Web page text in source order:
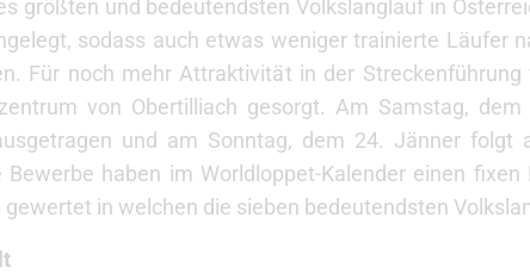
größten und bedeutendsten Volkslanglauf in
sodass auch etwas weniger trainierte Läufer
Für noch mehr Attraktivität in der
von Obertilliach gesorgt. Am Samstag,
und am Sonntag, dem 24. Jänner folgt
haben im Worldloppet-Kalender einen
in welchen die sieben bedeutendsten